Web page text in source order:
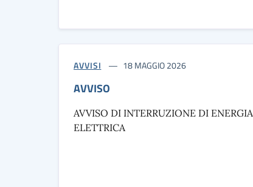
AVVISI 18 MAGGIO 2026
AVVISO
AVVISO DI INTERRUZIONE DI ENERGIA
ELETTRICA